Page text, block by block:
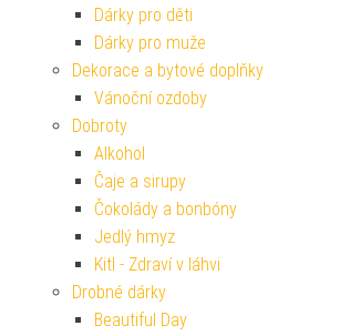
Dárky pro děti
Dárky pro muže
Dekorace a bytové doplňky
Vánoční ozdoby
Dobroty
Alkohol
Čaje a sirupy
Čokolády a bonbóny
Jedlý hmyz
Kitl - Zdraví v láhvi
Drobné dárky
Beautiful Day